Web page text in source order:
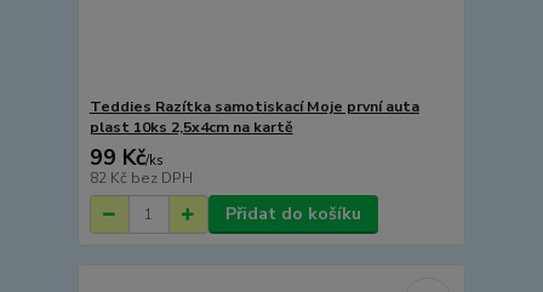
Teddies Razítka samotiskací Moje první auta
plast 10ks 2,5x4cm na kartě
99 Kč/ks
82 Kč bez DPH
Přidat do košíku